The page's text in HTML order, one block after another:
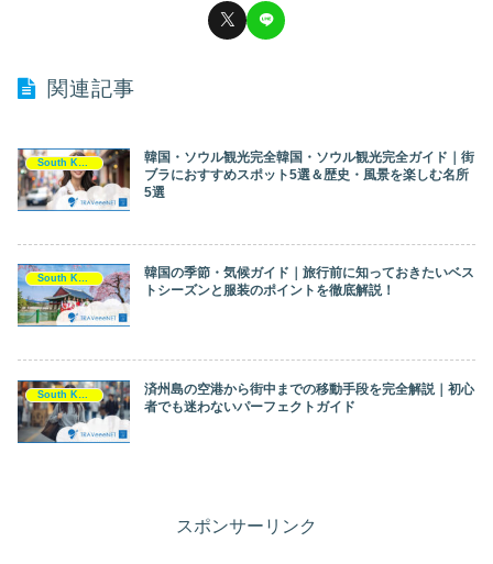
関連記事
韓国・ソウル観光完全韓国・ソウル観光完全ガイド｜街
ブラにおすすめスポット5選＆歴史・風景を楽しむ名所
5選
South Korea（韓国）
韓国の季節・気候ガイド｜旅行前に知っておきたいベス
トシーズンと服装のポイントを徹底解説！
South Korea（韓国）
済州島の空港から街中までの移動手段を完全解説｜初心
者でも迷わないパーフェクトガイド
スポンサーリンク